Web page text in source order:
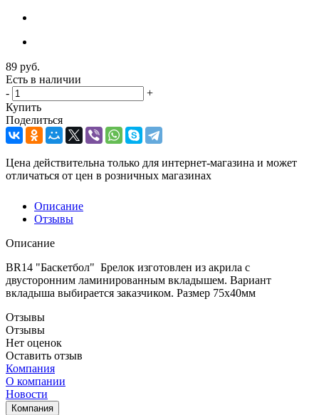
89 руб.
Есть в наличии
-
+
Купить
Поделиться
Цена действительна только для интернет-магазина и может
отличаться от цен в розничных магазинах
Описание
Отзывы
Описание
BR14 "Баскетбол" Брелок изготовлен из акрила с
двусторонним ламинированным вкладышем. Вариант
вкладыша выбирается заказчиком. Размер 75х40мм
Отзывы
Отзывы
Нет оценок
Оставить отзыв
Компания
О компании
Новости
Компания